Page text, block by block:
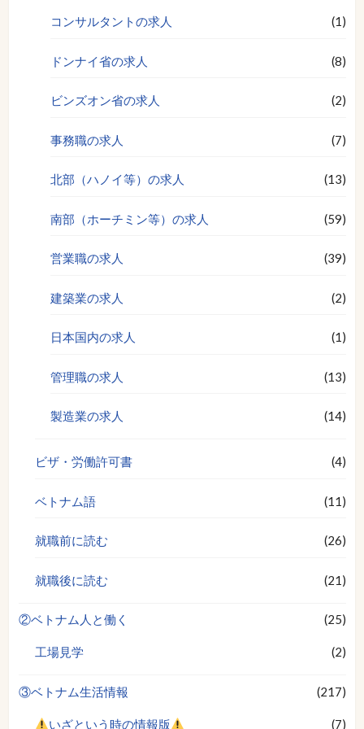
コンサルタントの求人 (1)
ドンナイ省の求人 (8)
ビンズオン省の求人 (2)
事務職の求人 (7)
北部（ハノイ等）の求人 (13)
南部（ホーチミン等）の求人 (59)
営業職の求人 (39)
建築業の求人 (2)
日本国内の求人 (1)
管理職の求人 (13)
製造業の求人 (14)
ビザ・労働許可書 (4)
ベトナム語 (11)
就職前に読む (26)
就職後に読む (21)
②ベトナム人と働く (25)
工場見学 (2)
③ベトナム生活情報 (217)
いざという時の情報版 (7)